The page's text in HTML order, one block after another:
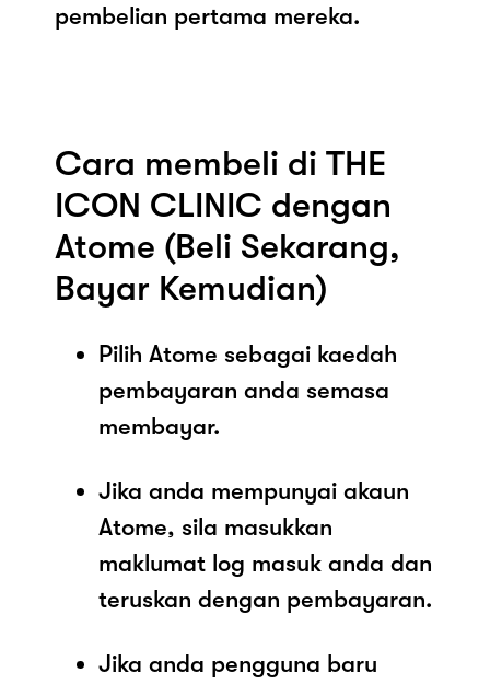
pembelian pertama mereka.
Cara membeli di THE
ICON CLINIC dengan
Atome (Beli Sekarang,
Bayar Kemudian)
Pilih Atome sebagai kaedah
pembayaran anda semasa
membayar.
Jika anda mempunyai akaun
Atome, sila masukkan
maklumat log masuk anda dan
teruskan dengan pembayaran.
Jika anda pengguna baru